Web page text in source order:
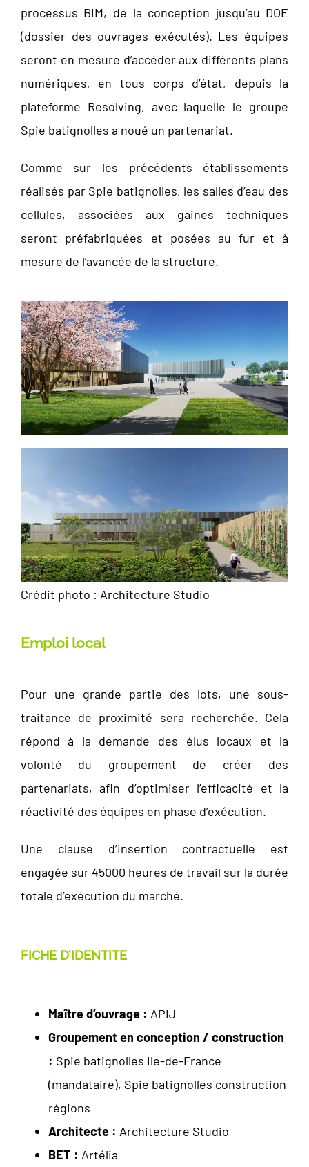
processus BIM, de la conception jusqu’au DOE
(dossier des ouvrages exécutés). Les équipes
seront en mesure d’accéder aux différents plans
numériques, en tous corps d’état, depuis la
plateforme Resolving, avec laquelle le groupe
Spie batignolles a noué un partenariat.
Comme sur les précédents établissements
réalisés par Spie batignolles, les salles d’eau des
cellules, associées aux gaines techniques
seront préfabriquées et posées au fur et à
mesure de l’avancée de la structure.
Crédit photo : Architecture Studio
Emploi local
Pour une grande partie des lots, une sous-
traitance de proximité sera recherchée. Cela
répond à la demande des élus locaux et la
volonté du groupement de créer des
partenariats, afin d’optimiser l’efficacité et la
réactivité des équipes en phase d’exécution.
Une clause d’insertion contractuelle est
engagée sur 45000 heures de travail sur la durée
totale d’exécution du marché.
FICHE D’IDENTITE
Maître d’ouvrage : APIJ
Groupement en conception / construction
: Spie batignolles Ile-de-France
(mandataire), Spie batignolles construction
régions
Architecte : Architecture Studio
BET : Artélia